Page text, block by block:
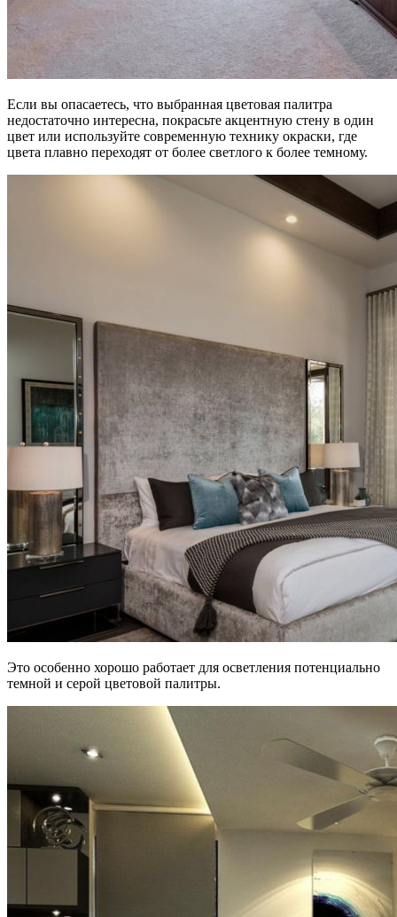
Если вы опасаетесь, что выбранная цветовая палитра
недостаточно интересна, покрасьте акцентную стену в один
цвет или используйте современную технику окраски, где
цвета плавно переходят от более светлого к более темному.
Это особенно хорошо работает для осветления потенциально
темной и серой цветовой палитры.